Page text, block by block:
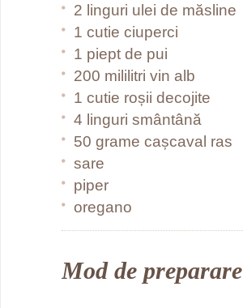
2 linguri ulei de măsline
1 cutie ciuperci
1 piept de pui
200 mililitri vin alb
1 cutie roșii decojite
4 linguri smântână
50 grame cașcaval ras
sare
piper
oregano
Mod de preparare